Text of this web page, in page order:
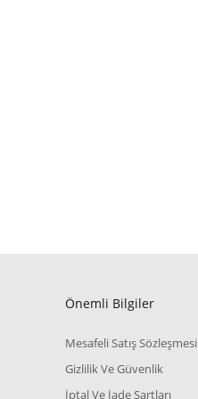
Önemli Bilgiler
Mesafeli Satış Sözleşmesi
Gizlilik Ve Güvenlik
İptal Ve İade Şartları